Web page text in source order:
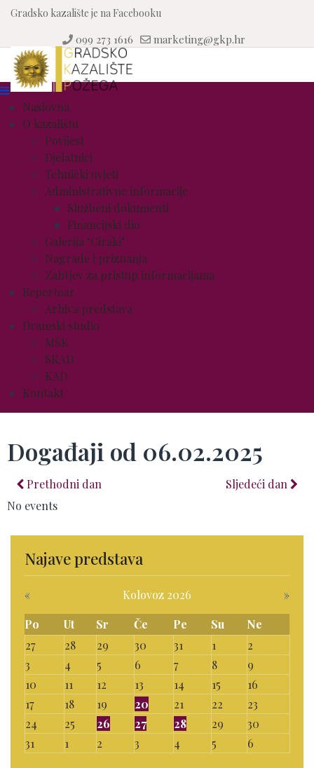
Gradsko kazalište je na Facebooku
099 273 1616 marketing@gkp.hr
Naslovna
O kazalištu
Povijest
Djelatnici
Tehnički uvjeti
Administrativne informacije
Službeni dokumenti
Financijski dio
Galerija "Ciraki"
Nagrade i priznanja
Zahtjev za pristup informacijama
Repertoar
Arhiva predstava
Dramski studio
MŠK
SKAD
KAD
Kontakt
Događaji od 06.02.2025
Prethodni dan
Sljedeći dan
No events
Najave predstava
« Kolovoz 2026
»
Po
Ut Sr Če Pe Su
Ne
27
28 29 30 31 1
2
3
4 5 6 7 8
9
10
11 12 13 14 15
16
17
18 19 20 21 22
23
24
25 26 27 28 29
30
31
1 2 3 4 5 6